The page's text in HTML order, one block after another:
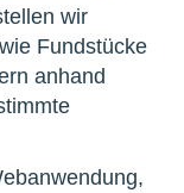
wir
Fundstücke
anhand